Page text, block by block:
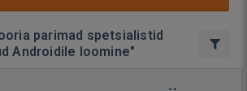
parimad spetsialistid
Androidile loomine"